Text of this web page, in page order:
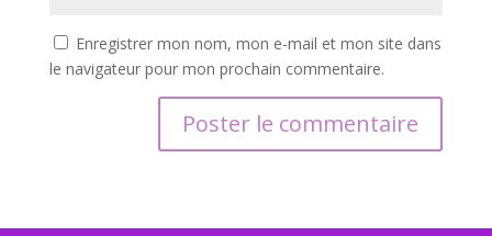
Enregistrer mon nom, mon e-mail et mon site dans
le navigateur pour mon prochain commentaire.